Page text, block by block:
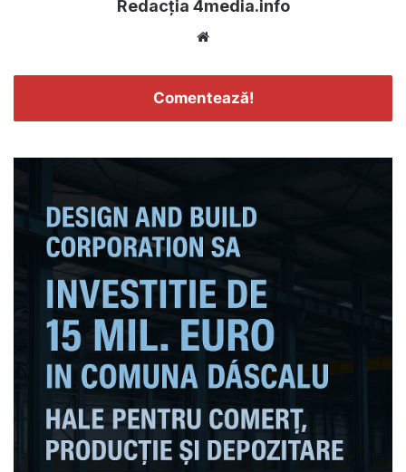
Redacția 4media.info
Comentează!